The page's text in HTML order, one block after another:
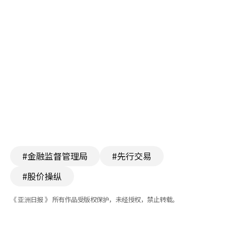
#金融监督管理局
#先行交易
#股价操纵
《 亚洲日报 》 所有作品受版权保护，未经授权，禁止转载。